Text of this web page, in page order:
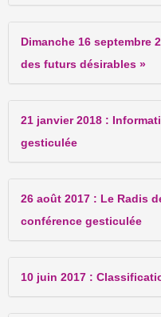
Dimanche 16 septembre
des futurs désirables »
21 janvier 2018 :
gesticulée
26 août 2017 : Le Radis
conférence gesticulée
10 juin 2017 :